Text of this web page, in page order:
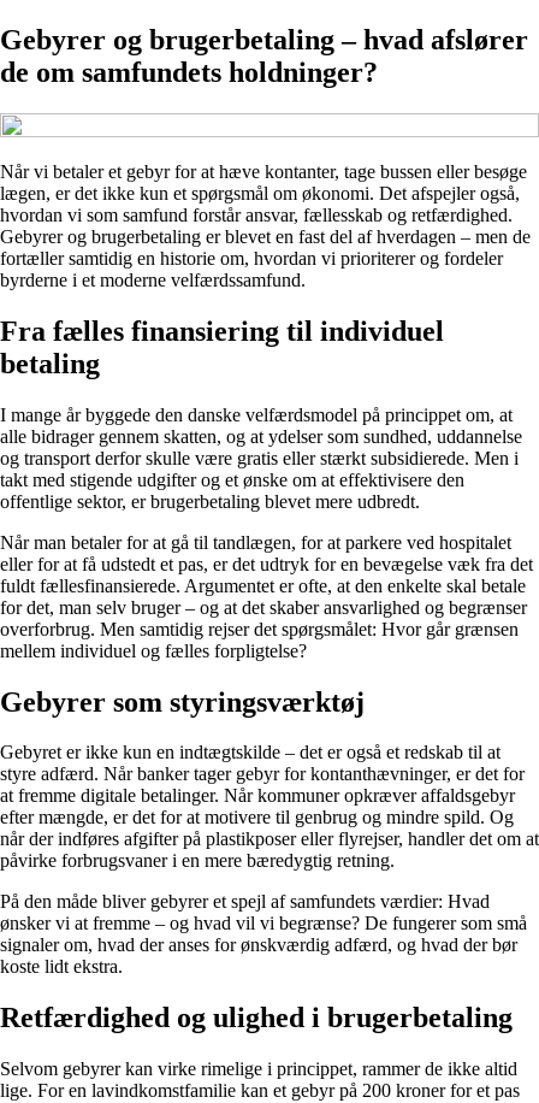
Gebyrer og brugerbetaling – hvad afslører
de om samfundets holdninger?
Når vi betaler et gebyr for at hæve kontanter, tage bussen eller besøge
lægen, er det ikke kun et spørgsmål om økonomi. Det afspejler også,
hvordan vi som samfund forstår ansvar, fællesskab og retfærdighed.
Gebyrer og brugerbetaling er blevet en fast del af hverdagen – men de
fortæller samtidig en historie om, hvordan vi prioriterer og fordeler
byrderne i et moderne velfærdssamfund.
Fra fælles finansiering til individuel
betaling
I mange år byggede den danske velfærdsmodel på princippet om, at
alle bidrager gennem skatten, og at ydelser som sundhed, uddannelse
og transport derfor skulle være gratis eller stærkt subsidierede. Men i
takt med stigende udgifter og et ønske om at effektivisere den
offentlige sektor, er brugerbetaling blevet mere udbredt.
Når man betaler for at gå til tandlægen, for at parkere ved hospitalet
eller for at få udstedt et pas, er det udtryk for en bevægelse væk fra det
fuldt fællesfinansierede. Argumentet er ofte, at den enkelte skal betale
for det, man selv bruger – og at det skaber ansvarlighed og begrænser
overforbrug. Men samtidig rejser det spørgsmålet: Hvor går grænsen
mellem individuel og fælles forpligtelse?
Gebyrer som styringsværktøj
Gebyret er ikke kun en indtægtskilde – det er også et redskab til at
styre adfærd. Når banker tager gebyr for kontanthævninger, er det for
at fremme digitale betalinger. Når kommuner opkræver affaldsgebyr
efter mængde, er det for at motivere til genbrug og mindre spild. Og
når der indføres afgifter på plastikposer eller flyrejser, handler det om at
påvirke forbrugsvaner i en mere bæredygtig retning.
På den måde bliver gebyrer et spejl af samfundets værdier: Hvad
ønsker vi at fremme – og hvad vil vi begrænse? De fungerer som små
signaler om, hvad der anses for ønskværdig adfærd, og hvad der bør
koste lidt ekstra.
Retfærdighed og ulighed i brugerbetaling
Selvom gebyrer kan virke rimelige i princippet, rammer de ikke altid
lige. For en lavindkomstfamilie kan et gebyr på 200 kroner for et pas